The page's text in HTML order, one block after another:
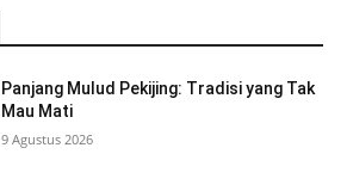
Panjang Mulud Pekijing: Tradisi yang Tak
Mau Mati
9 Agustus 2026